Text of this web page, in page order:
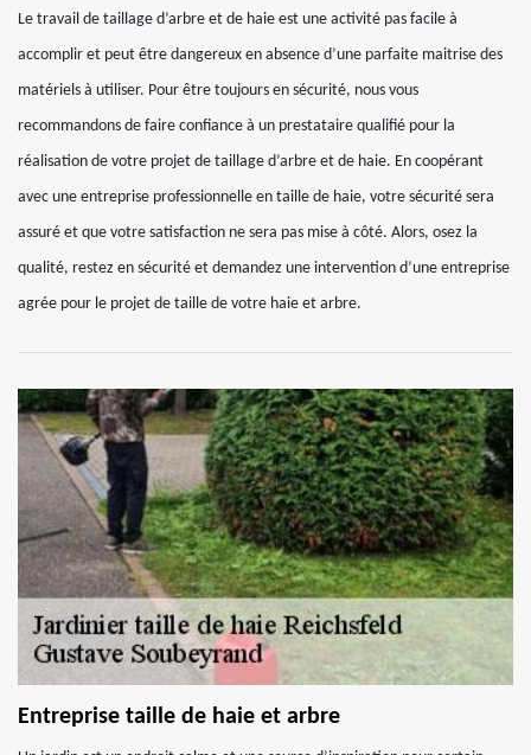
Le travail de taillage d’arbre et de haie est une activité pas facile à
accomplir et peut être dangereux en absence d’une parfaite maitrise des
matériels à utiliser. Pour être toujours en sécurité, nous vous
recommandons de faire confiance à un prestataire qualifié pour la
réalisation de votre projet de taillage d’arbre et de haie. En coopérant
avec une entreprise professionnelle en taille de haie, votre sécurité sera
assuré et que votre satisfaction ne sera pas mise à côté. Alors, osez la
qualité, restez en sécurité et demandez une intervention d’une entreprise
agrée pour le projet de taille de votre haie et arbre.
Entreprise taille de haie et arbre